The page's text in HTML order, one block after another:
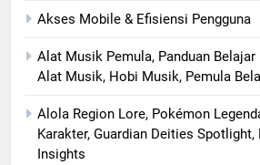
Akses Mobile & Efisiensi Pengguna
Alat Musik Pemula, Panduan
Alat Musik, Hobi Musik, Pemula
Alola Region Lore, Pokémon
Karakter, Guardian Deities Spotlight,
Insights